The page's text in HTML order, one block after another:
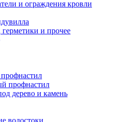
и ограждения кровли
и прочее
профнастил
дерево и камень
водостоки